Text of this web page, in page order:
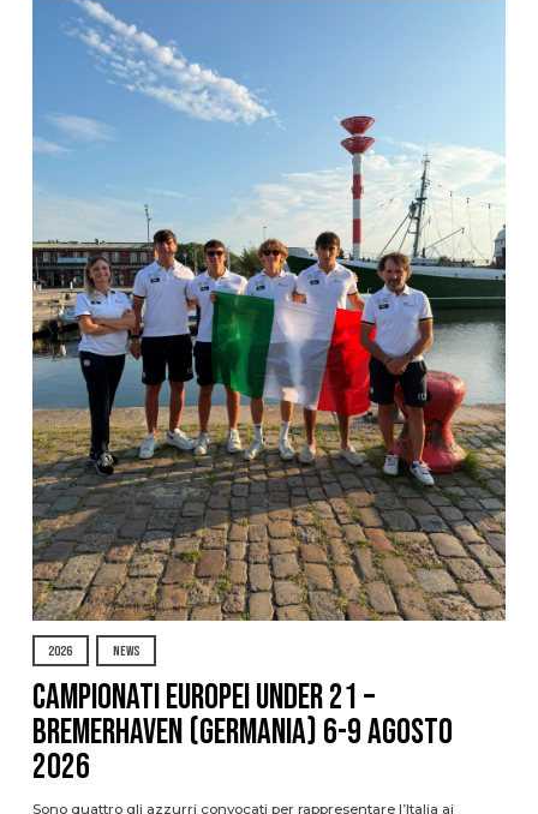
2026 NEWS
Campionati Europei Under 21 –
Bremerhaven (Germania) 6-9 agosto
2026
Sono quattro gli azzurri convocati per rappresentare l’Italia ai